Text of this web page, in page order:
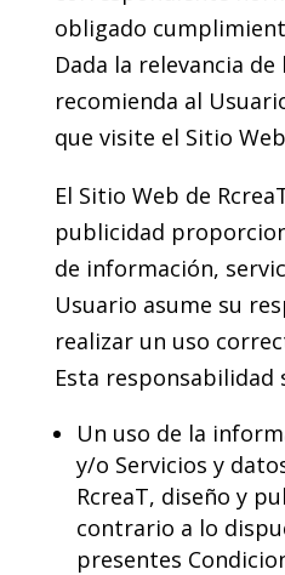
obligado
Dada la relevancia
recomienda al
que visite el Sitio
El Sitio Web de
publicidad
de información,
Usuario asume su
realizar un uso
Esta responsabilidad
Un uso de la
y/o Servicios y
RcreaT, diseño y
contrario a lo
presentes